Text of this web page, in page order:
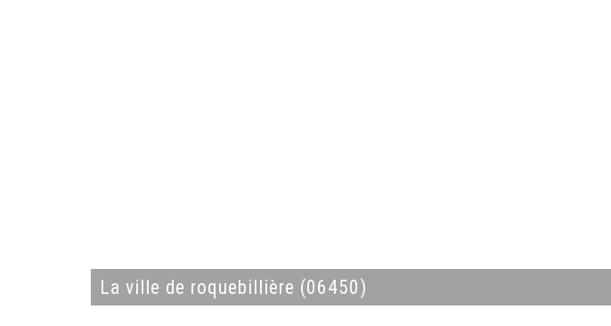
la ville de roquebillière (06450)